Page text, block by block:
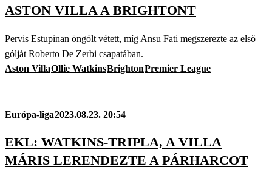
ASTON VILLA A BRIGHTONT
Pervis Estupinan öngólt vétett, míg Ansu Fati megszerezte az első
gólját Roberto De Zerbi csapatában.
Aston VillaOllie WatkinsBrightonPremier League
Európa-liga2023.08.23. 20:54
EKL: WATKINS-TRIPLA, A VILLA
MÁRIS LERENDEZTE A PÁRHARCOT